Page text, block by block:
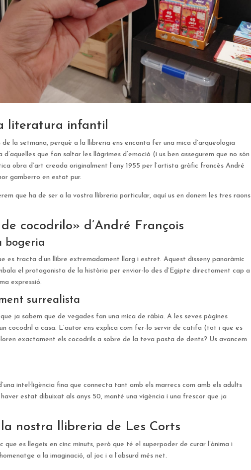
literatura infantil
la setmana, perquè a la llibreria ens encanta fer una mica d’arqueologia
que fan saltar les llàgrimes d’emoció (i us ben assegurem que no són
obra d’art creada originalment l’any 1955 per l’artista gràfic francès André
gamberro en estat pur.
que ha de ser a la vostra llibreria particular, aquí us en donem les tres raons
cocodrilo» d’André François
bogeria
es tracta d’un llibre extremadament llarg i estret. Aquest disseny panoràmic
el protagonista de la història per enviar-lo des d’Egipte directament cap a
expressió.
surrealista
ja sabem que de vegades fan una mica de ràbia. A les seves pàgines
cocodril a casa. L’autor ens explica com fer-lo servir de catifa (tot i que es
exactament els cocodrils a sobre de la teva pasta de dents? Us avancem
intel·ligència fina que connecta tant amb els marrecs com amb els adults
estat dibuixat als anys 50, manté una vigència i una frescor que ja
nostra llibreria de Les Corts
que es llegeix en cinc minuts, però que té el superpoder de curar l’ànima i
a la imaginació, al joc i a l’absurd més net.